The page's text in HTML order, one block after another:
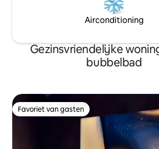
Airconditioning
Gezinsvriendelijke
bubbelbad
Favoriet van gasten
Favoriet van gasten